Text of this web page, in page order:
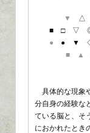
▼
△
■ □ ▽
● ● ▼
■ ▲
具体的な現象
分自身の経験な
ている脳と、そ
におかれたとき